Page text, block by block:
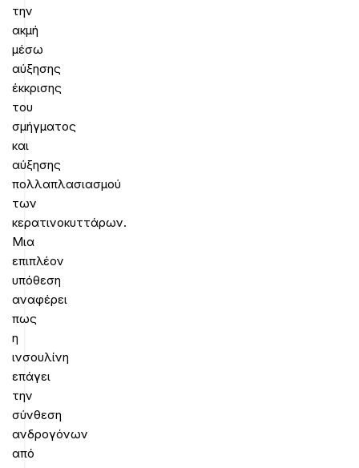
την
ακμή
μέσω
αύξησης
έκκρισης
του
σμήγματος
και
αύξησης
πολλαπλασιασμού
των
κερατινοκυττάρων.
Μια
επιπλέον
υπόθεση
αναφέρει
πως
η
ινσουλίνη
επάγει
την
σύνθεση
ανδρογόνων
από